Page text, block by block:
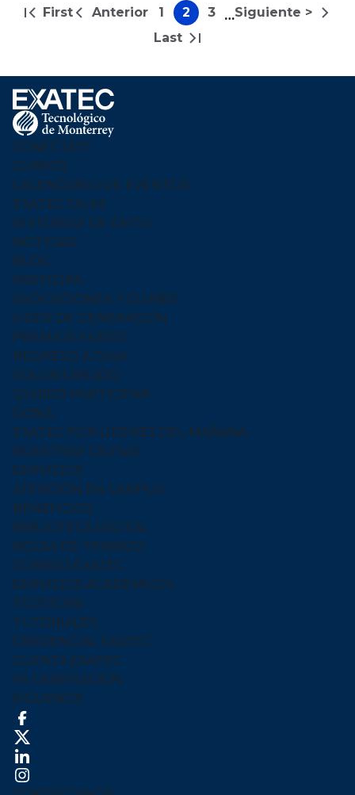
Paginación
Primera
First
Página
anterior
Anterior Página
1 Página
2 Página
3 …
Siguiente
Siguiente >
Última
Last
Footer
Menu
Logo
CONÉCTATE
CURSOS
CALENDARIO DE EVENTOS
EXATEC TALKS
HISTORIAS DE ÉXITO
NOTICIAS
BLOG
PARTICIPA
ASOCIACIONES Y CLUBES
LÍDER DE GENERACIÓN
PREMIOS EXATEC
REGRESO A CASA
VOLUNTARIADO
QUIERO PARTICIPAR
DONA
EXATEC POR LÍDERES DEL MAÑANA
NUESTRAS CAUSAS
SERVICIOS
ATENCIÓN EN CAMPUS
BENEFICIOS
BIBLIOTECA DIGITAL
BOLSA DE TRABAJO
CORREO EXATEC
SERVICIOS ACADÉMICOS
TECSTORE
TUTORIALES
CREDENCIAL EXATEC
CUENTA EXATEC
MI GENERACIÓN
SÍGUENOS